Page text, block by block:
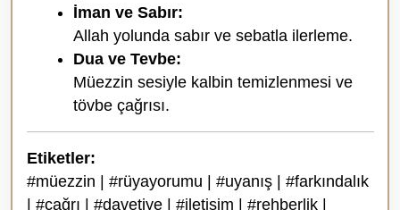
İman ve Sabır:
Allah yolunda sabır ve sebatla ilerleme.
Dua ve Tevbe:
Müezzin sesiyle kalbin temizlenmesi ve
tövbe çağrısı.
Etiketler:
#müezzin | #rüyayorumu | #uyanış | #farkındalık
| #çağrı | #davetiye | #iletişim | #rehberlik |